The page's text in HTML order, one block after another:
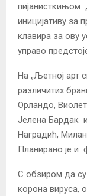
пијанисткињом
иницијативу за
клавира за ову
управо
На „Љетној арт
различитих
Орландо,
Јелена Бардак
Наградић,
Планирано је и
С обзиром да су
корона вируса,